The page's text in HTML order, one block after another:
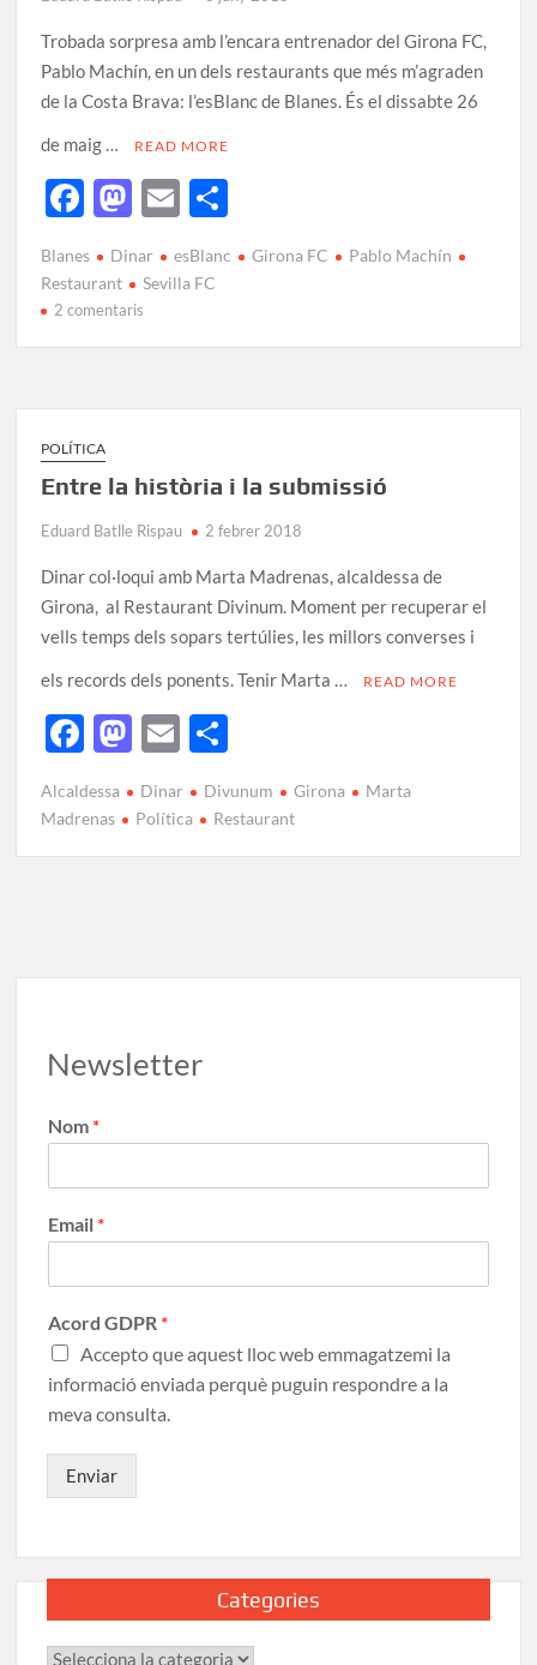
Trobada sorpresa amb l’encara entrenador del Girona FC,
Pablo Machín, en un dels restaurants que més m’agraden
de la Costa Brava: l’esBlanc de Blanes. És el dissabte 26
de maig …
READ MORE
F
e
b
o
M
to
d
o
E
ail m
ar
Blanes Dinar esBlanc Girona FC
Pablo Machín
Restaurant
Sevilla FC
2 comentaris
POLÍTICA
Entre la història i la submissió
Eduard Batlle Rispau 2 febrer 2018
Dinar col·loqui amb Marta Madrenas, alcaldessa de
Girona, al Restaurant Divinum. Moment per recuperar el
vells temps dels sopars tertúlies, les millors converses i
els records dels ponents. Tenir Marta …
READ MORE
F
e
b
M
to
d
E
ail m
p
Alcaldessa Dinar Divunum Girona
Marta
Madrenas
Política Restaurant
Newsletter
Nom *
Email *
Acord GDPR *
Accepto que aquest lloc web emmagatzemi la
informació enviada perquè puguin respondre a la
meva consulta.
Enviar
Categories